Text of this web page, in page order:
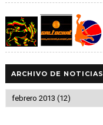
ARCHIVO DE NOTICIAS